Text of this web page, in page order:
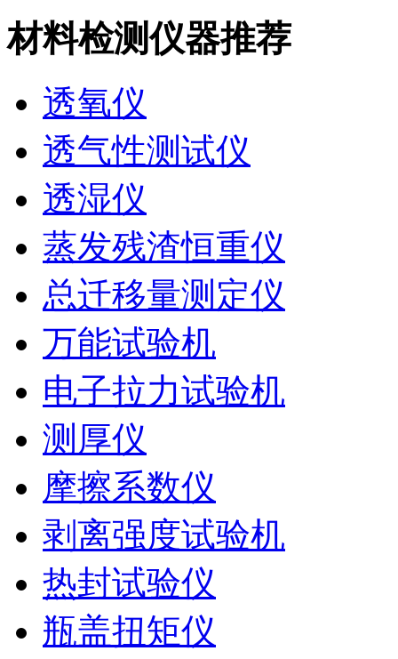
材料检测仪器推荐
透氧仪
透气性测试仪
透湿仪
蒸发残渣恒重仪
总迁移量测定仪
万能试验机
电子拉力试验机
测厚仪
摩擦系数仪
剥离强度试验机
热封试验仪
瓶盖扭矩仪